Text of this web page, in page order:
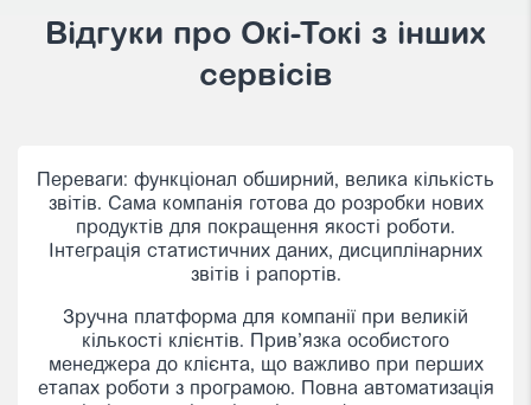
Відгуки про Oкі-Токі з інших
сервісів
Працюємо з Окі вже більше 5 років. Відмінний
сервіс для реалізації проектів та за дуже гарну
ціну. Є люди — платіть, немає людей не платіть.
Реалізували вже велику кількість проектів на
платформі Окі. Дуже зручні віджети для
Якщо хочете швидко запустити проект, який буде
стабільно працювати, однозначно радимо Окі. У
нас не було ситуацій за 5 років щоб Окі не
працювало більше 4-5 хвилин і це трапляється